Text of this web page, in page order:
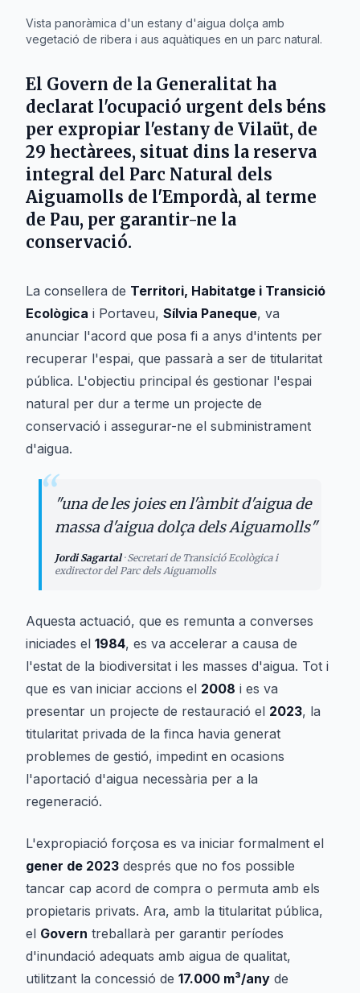
Vista panoràmica d'un estany d'aigua dolça amb
vegetació de ribera i aus aquàtiques en un parc natural.
El Govern de la Generalitat ha
declarat l'ocupació urgent dels béns
per expropiar l'estany de Vilaüt, de
29 hectàrees, situat dins la reserva
integral del Parc Natural dels
Aiguamolls de l'Empordà, al terme
de Pau, per garantir-ne la
conservació.
La consellera de Territori, Habitatge i Transició
Ecològica i Portaveu, Sílvia Paneque, va
anunciar l'acord que posa fi a anys d'intents per
recuperar l'espai, que passarà a ser de titularitat
pública. L'objectiu principal és gestionar l'espai
natural per dur a terme un projecte de
conservació i assegurar-ne el subministrament
d'aigua.
“"una de les joies en l'àmbit d'aigua de
massa d'aigua dolça dels Aiguamolls"
Jordi Sagartal·Secretari de Transició Ecològica i
exdirector del Parc dels Aiguamolls
Aquesta actuació, que es remunta a converses
iniciades el 1984, es va accelerar a causa de
l'estat de la biodiversitat i les masses d'aigua. Tot i
que es van iniciar accions el 2008 i es va
presentar un projecte de restauració el 2023, la
titularitat privada de la finca havia generat
problemes de gestió, impedint en ocasions
l'aportació d'aigua necessària per a la
regeneració.
L'expropiació forçosa es va iniciar formalment el
gener de 2023 després que no fos possible
tancar cap acord de compra o permuta amb els
propietaris privats. Ara, amb la titularitat pública,
el Govern treballarà per garantir períodes
d'inundació adequats amb aigua de qualitat,
utilitzant la concessió de 17.000 m³/any de